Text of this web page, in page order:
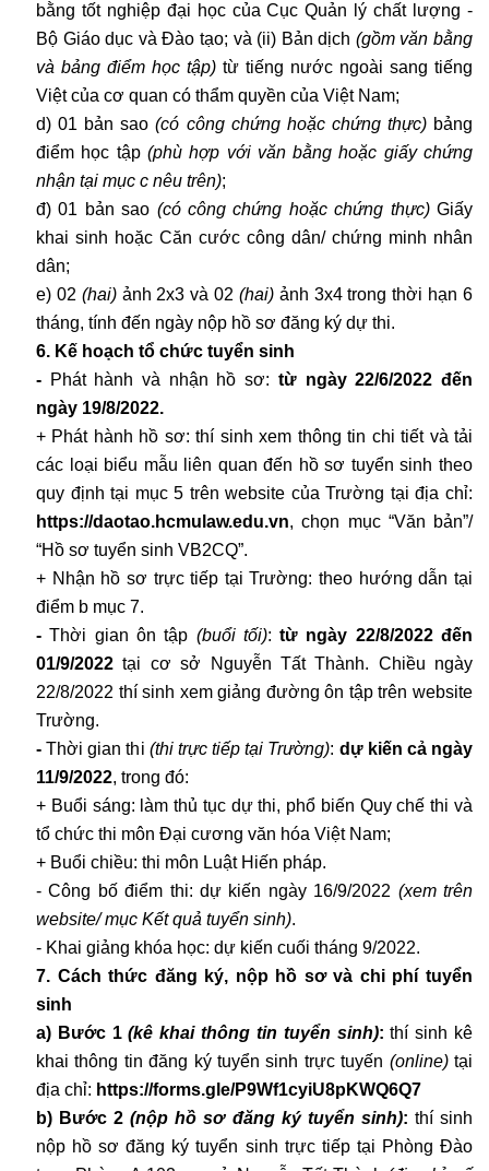
bằng tốt nghiệp đại học của Cục Quản lý chất lượng -
Bộ Giáo dục và Đào tạo; và (ii) Bản dịch (gồm văn bằng
và bảng điểm học tập) từ tiếng nước ngoài sang tiếng
Việt của cơ quan có thẩm quyền của Việt Nam;
d) 01 bản sao(có công chứng hoặc chứng thực)bảng
điểm học tập (phù hợp với văn bằng hoặc giấy chứng
nhận tại mục c nêu trên);
đ) 01 bản sao (có công chứng hoặc chứng thực)Giấy
khai sinh hoặc Căn cước công dân/ chứng minh nhân
dân;
e) 02 (hai)ảnh 2x3 và 02 (hai)ảnh 3x4 trong thời hạn 6
tháng, tính đến ngày nộp hồ sơ đăng ký dự thi.
6. Kế hoạch tổ chức tuyển sinh
- Phát hành và nhận hồ sơ: từ ngày 22/6/2022 đến
ngày 19/8/2022.
+ Phát hành hồ sơ:thí sinh xem thông tin chi tiết và tải
các loại biểu mẫu liên quan đến hồ sơ tuyển sinh theo
quy định tại mục 5 trên website của Trường tạiđịa chỉ:
https://daotao.hcmulaw.edu.vn, chọn mục “Văn bản”/
“Hồ sơ tuyển sinh VB2CQ”.
+ Nhận hồ sơ trực tiếp tại Trường: theo hướng dẫn tại
điểm b mục 7.
- Thời gian ôn tập (buổi tối): từ ngày 22/8/2022 đến
01/9/2022 tại cơ sở Nguyễn Tất Thành. Chiều ngày
22/8/2022 thí sinh xem giảng đường ôn tập trên website
Trường.
- Thời gian thi (thi trực tiếp tại Trường): dự kiến cả ngày
11/9/2022, trong đó:
+ Buổi sáng: làm thủ tục dự thi, phổ biến Quy chế thi và
tổ chức thi môn Đại cương văn hóa Việt Nam;
+ Buổi chiều: thi môn Luật Hiến pháp.
- Công bố điểm thi: dự kiến ngày 16/9/2022 (xem trên
website/ mục Kết quả tuyển sinh).
- Khai giảng khóa học: dự kiến cuối tháng 9/2022.
7. Cách thức đăng ký, nộp hồ sơ và chi phí tuyển
sinh
a) Bước 1(kê khai thông tin tuyển sinh):thí sinh kê
khai thông tin đăng ký tuyển sinh trực tuyến (online)tại
địa chỉ: https://forms.gle/P9Wf1cyiU8pKWQ6Q7
b) Bước 2(nộp hồ sơ đăng ký tuyển sinh): thí sinh
nộp hồ sơ đăng ký tuyển sinh trực tiếp tại Phòng Đào